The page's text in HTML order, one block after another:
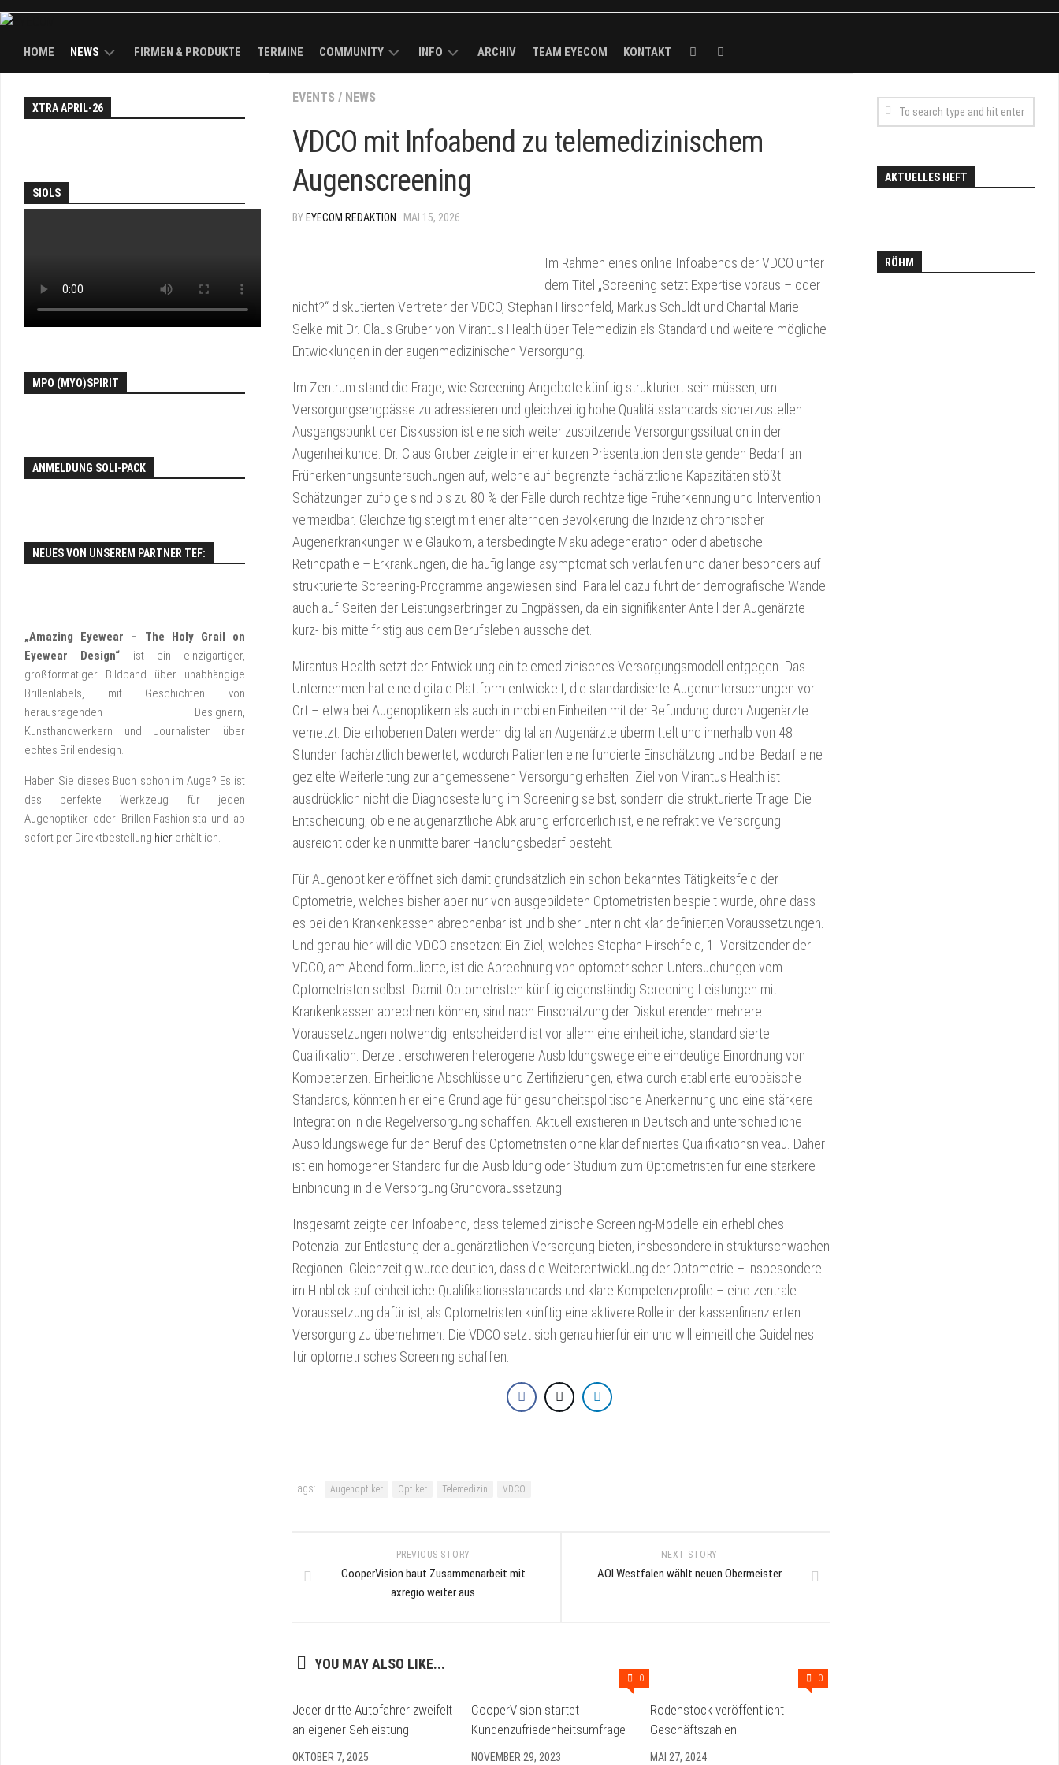
HOME NEWS
NEWS
FIRMEN & PRODUKTE TERMINE COMMUNITY
EYECOM
THROUGH
FAIR
ANMELDUNG
SOLI-
EYECOM-
THE
FORUM
TEF
TEF
FACEBOOK
TEF
TEF
LINKEDIN
TEF
NEWSLETTER
UP
INFO
MEDIADATEN
/
IMPRESSUM
ARCHIV TEAM EYECOM KONTAKT
EVENTS / NEWS
VDCO mit Infoabend zu telemedizinischem
Augenscreening
BY EYECOM REDAKTION · MAI 15, 2026
Im Rahmen eines online Infoabends der VDCO unter
dem Titel „Screening setzt Expertise voraus – oder
nicht?“ diskutierten Vertreter der VDCO, Stephan Hirschfeld, Markus Schuldt und Chantal Marie
Selke mit Dr. Claus Gruber von Mirantus Health über Telemedizin als Standard und weitere mögliche
Entwicklungen in der augenmedizinischen Versorgung.
Im Zentrum stand die Frage, wie Screening-Angebote künftig strukturiert sein müssen, um
Versorgungsengpässe zu adressieren und gleichzeitig hohe Qualitätsstandards sicherzustellen.
Ausgangspunkt der Diskussion ist eine sich weiter zuspitzende Versorgungssituation in der
Augenheilkunde. Dr. Claus Gruber zeigte in einer kurzen Präsentation den steigenden Bedarf an
Früherkennungsuntersuchungen auf, welche auf begrenzte fachärztliche Kapazitäten stößt.
Schätzungen zufolge sind bis zu 80 % der Fälle durch rechtzeitige Früherkennung und Intervention
vermeidbar. Gleichzeitig steigt mit einer alternden Bevölkerung die Inzidenz chronischer
Augenerkrankungen wie Glaukom, altersbedingte Makuladegeneration oder diabetische
Retinopathie – Erkrankungen, die häufig lange asymptomatisch verlaufen und daher besonders auf
strukturierte Screening-Programme angewiesen sind. Parallel dazu führt der demografische Wandel
auch auf Seiten der Leistungserbringer zu Engpässen, da ein signifikanter Anteil der Augenärzte
kurz- bis mittelfristig aus dem Berufsleben ausscheidet.
Mirantus Health setzt der Entwicklung ein telemedizinisches Versorgungsmodell entgegen. Das
Unternehmen hat eine digitale Plattform entwickelt, die standardisierte Augenuntersuchungen vor
Ort – etwa bei Augenoptikern als auch in mobilen Einheiten mit der Befundung durch Augenärzte
vernetzt. Die erhobenen Daten werden digital an Augenärzte übermittelt und innerhalb von 48
Stunden fachärztlich bewertet, wodurch Patienten eine fundierte Einschätzung und bei Bedarf eine
gezielte Weiterleitung zur angemessenen Versorgung erhalten. Ziel von Mirantus Health ist
ausdrücklich nicht die Diagnosestellung im Screening selbst, sondern die strukturierte Triage: Die
Entscheidung, ob eine augenärztliche Abklärung erforderlich ist, eine refraktive Versorgung
ausreicht oder kein unmittelbarer Handlungsbedarf besteht.
Für Augenoptiker eröffnet sich damit grundsätzlich ein schon bekanntes Tätigkeitsfeld der
Optometrie, welches bisher aber nur von ausgebildeten Optometristen bespielt wurde, ohne dass
es bei den Krankenkassen abrechenbar ist und bisher unter nicht klar definierten Voraussetzungen.
Und genau hier will die VDCO ansetzen: Ein Ziel, welches Stephan Hirschfeld, 1. Vorsitzender der
VDCO, am Abend formulierte, ist die Abrechnung von optometrischen Untersuchungen vom
Optometristen selbst. Damit Optometristen künftig eigenständig Screening-Leistungen mit
Krankenkassen abrechnen können, sind nach Einschätzung der Diskutierenden mehrere
Voraussetzungen notwendig: entscheidend ist vor allem eine einheitliche, standardisierte
Qualifikation. Derzeit erschweren heterogene Ausbildungswege eine eindeutige Einordnung von
Kompetenzen. Einheitliche Abschlüsse und Zertifizierungen, etwa durch etablierte europäische
Standards, könnten hier eine Grundlage für gesundheitspolitische Anerkennung und eine stärkere
Integration in die Regelversorgung schaffen. Aktuell existieren in Deutschland unterschiedliche
Ausbildungswege für den Beruf des Optometristen ohne klar definiertes Qualifikationsniveau. Daher
ist ein homogener Standard für die Ausbildung oder Studium zum Optometristen für eine stärkere
Einbindung in die Versorgung Grundvoraussetzung.
Insgesamt zeigte der Infoabend, dass telemedizinische Screening-Modelle ein erhebliches
Potenzial zur Entlastung der augenärztlichen Versorgung bieten, insbesondere in strukturschwachen
Regionen. Gleichzeitig wurde deutlich, dass die Weiterentwicklung der Optometrie – insbesondere
im Hinblick auf einheitliche Qualifikationsstandards und klare Kompetenzprofile – eine zentrale
Voraussetzung dafür ist, als Optometristen künftig eine aktivere Rolle in der kassenfinanzierten
Versorgung zu übernehmen. Die VDCO setzt sich genau hierfür ein und will einheitliche Guidelines
für optometrisches Screening schaffen.
Tags: Augenoptiker Optiker Telemedizin VDCO
NEXT STORY
AOI Westfalen wählt neuen Obermeister
PREVIOUS STORY
CooperVision baut Zusammenarbeit mit
axregio weiter aus
YOU MAY ALSO LIKE...
Jeder dritte Autofahrer zweifelt
an eigener Sehleistung
OKTOBER 7, 2025
0
CooperVision startet
Kundenzufriedenheitsumfrage
NOVEMBER 29, 2023
0
Rodenstock veröffentlicht
Geschäftszahlen
MAI 27, 2024
XTRA APRIL-26
SIOLS
MPO (MYO)SPIRIT
ANMELDUNG SOLI-PACK
NEUES VON UNSEREM PARTNER TEF:
„Amazing Eyewear – The Holy Grail on
Eyewear Design“ ist ein einzigartiger,
großformatiger Bildband über unabhängige
Brillenlabels, mit Geschichten von
herausragenden Designern,
Kunsthandwerkern und Journalisten über
echtes Brillendesign.
Haben Sie dieses Buch schon im Auge? Es ist
das perfekte Werkzeug für jeden
Augenoptiker oder Brillen-Fashionista und ab
sofort per Direktbestellung hier erhältlich.
AKTUELLES HEFT
RÖHM